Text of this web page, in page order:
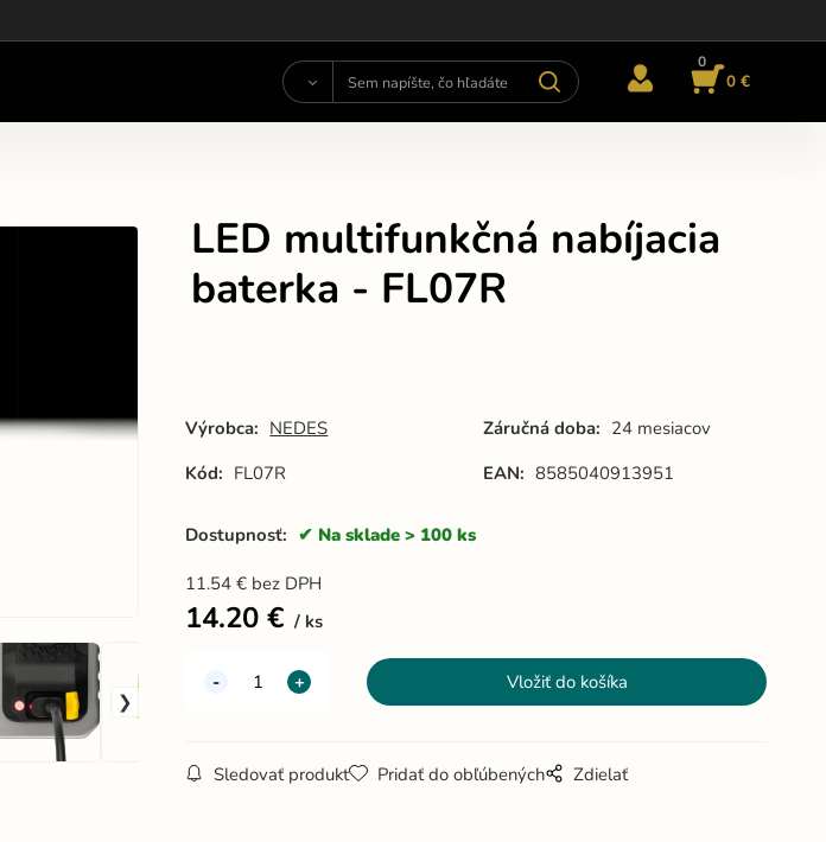
0
0 €
LED multifunkčná nabíjacia
baterka - FL07R
Výrobca: NEDES Záručná doba: 24 mesiacov
Kód: FL07R EAN: 8585040913951
Dostupnosť: Na sklade > 100 ks
11.54 € bez DPH
14.20 € ks
Sledovať produkt Pridať do obľúbených Zdielať